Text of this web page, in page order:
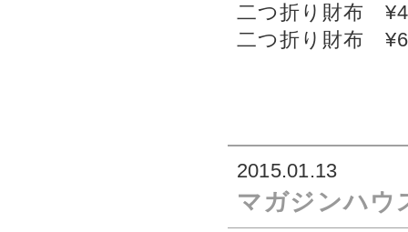
二つ折り財布
二つ折り財布
2015.01.13
マガジンハウ